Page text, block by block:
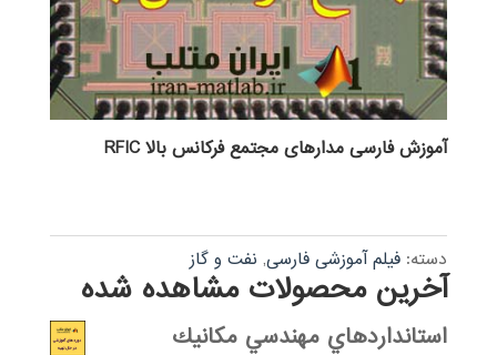
آموزش فارسی مدارهای مجتمع فرکانس بالا RFIC
دسته: فیلم آموزشی فارسی, نفت و گاز
آخرین محصولات مشاهده شده
استانداردهاي مهندسي مكانيك